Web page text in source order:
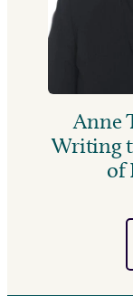
Anne
Writing
of